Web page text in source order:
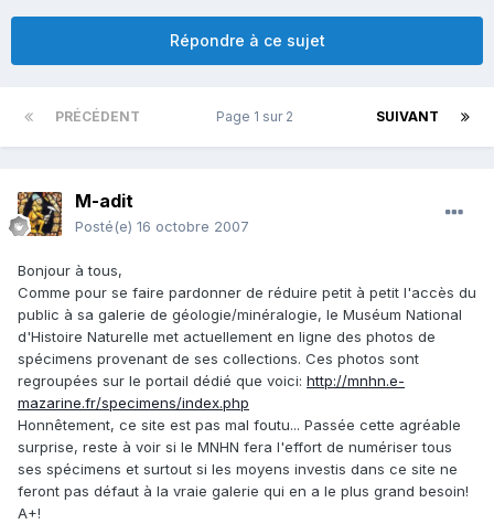
Répondre à ce sujet
PRÉCÉDENT SUIVANT
Page 1 sur 2
M-adit
Posté(e) 16 octobre 2007
Bonjour à tous,
Comme pour se faire pardonner de réduire petit à petit l'accès du
public à sa galerie de géologie/minéralogie, le Muséum National
d'Histoire Naturelle met actuellement en ligne des photos de
spécimens provenant de ses collections. Ces photos sont
regroupées sur le portail dédié que voici: http://mnhn.e-
mazarine.fr/specimens/index.php
Honnêtement, ce site est pas mal foutu... Passée cette agréable
surprise, reste à voir si le MNHN fera l'effort de numériser tous
ses spécimens et surtout si les moyens investis dans ce site ne
feront pas défaut à la vraie galerie qui en a le plus grand besoin!
A+!